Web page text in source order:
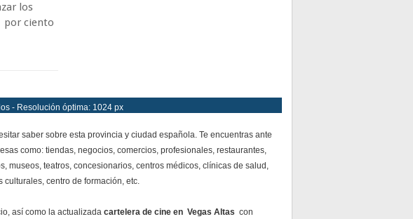
los
por ciento
- Resolución óptima: 1024 px
saber sobre esta provincia y ciudad española. Te encuentras ante
como: tiendas, negocios, comercios, profesionales, restaurantes,
museos, teatros, concesionarios, centros médicos, clínicas de salud,
centro de formación, etc.
así como la actualizada cartelera de cine en Vegas Altas con